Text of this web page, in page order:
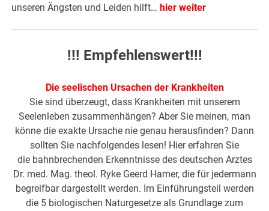
unseren Ängsten und Leiden hilft… hier weiter
!!! Empfehlenswert!!!
Die seelischen Ursachen der Krankheiten
Sie sind überzeugt, dass Krankheiten mit unserem
Seelenleben zusammenhängen? Aber Sie meinen, man
könne die exakte Ursache nie genau herausfinden? Dann
sollten Sie nachfolgendes lesen! Hier erfahren Sie
die bahnbrechenden Erkenntnisse des deutschen Arztes
Dr. med. Mag. theol. Ryke Geerd Hamer, die für jedermann
begreifbar dargestellt werden. Im Einführungsteil werden
die 5 biologischen Naturgesetze als Grundlage zum